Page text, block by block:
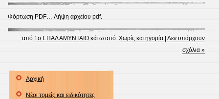
Φόρτωση PDF… Λήψη αρχείου pdf.
από 1ο ΕΠΑΛ ΑΜΥΝΤΑΙΟ κάτω από:Χωρίς κατηγορία |Δεν υπάρχουν
σχόλια »
Αρχική
Νέοι τομείς και ειδικότητες